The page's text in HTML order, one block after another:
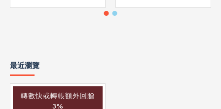
最近瀏覽
轉數快或轉帳額外回贈
3%